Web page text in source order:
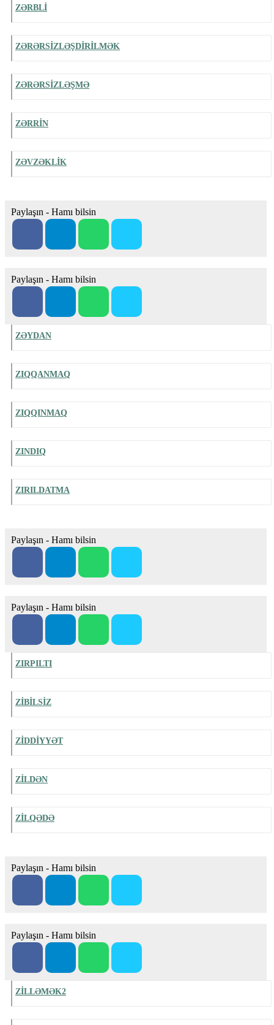
ZƏRBLİ
ZƏRƏRSİZLƏŞDİRİLMƏK
ZƏRƏRSİZLƏŞMƏ
ZƏRRİN
ZƏVZƏKLİK
Paylaşın - Hamı bilsin
Paylaşın - Hamı bilsin
ZƏYDAN
ZIQQANMAQ
ZIQQINMAQ
ZINDIQ
ZIRILDATMA
Paylaşın - Hamı bilsin
Paylaşın - Hamı bilsin
ZIRPILTI
ZİBİLSİZ
ZİDDİYYƏT
ZİLDƏN
ZİLQƏDƏ
Paylaşın - Hamı bilsin
Paylaşın - Hamı bilsin
ZİLLƏMƏK2